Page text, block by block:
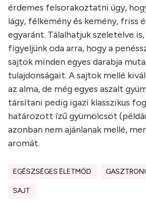
érdemes felsorakoztatni úgy,
lágy, félkemény és kemény, friss
egyaránt. Tálalhatjuk szeletelve
figyeljünk oda arra, hogy a
sajtok minden egyes darabja
tulajdonságait. A sajtok mellé
az alma, de még egyes aszalt
társítani pedig igazi klasszikus
határozott ízű gyümölcsöt
azonban nem ajánlanak mellé,
aromát.
EGÉSZSÉGES ÉLETMÓD
SAJT